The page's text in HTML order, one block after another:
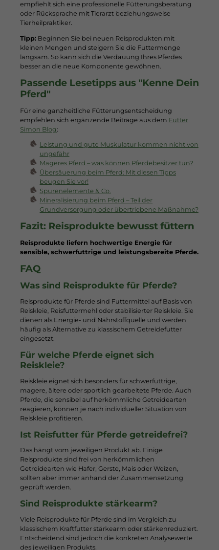
empfiehlt sich eine professionelle Fütterungsberatung
oder Rücksprache mit Tierarzt beziehungsweise
Tierheilpraktiker.
Tipp: Beginnen Sie bei neuen Reisprodukten mit
kleinen Mengen und steigern Sie die Futtermenge
langsam. So kann sich die Verdauung Ihres Pferdes
besser an die neue Komponente gewöhnen.
Passende Lesetipps aus "Kenne Dein
Pferd"
Für eine ganzheitliche Fütterungsentscheidung
empfehlen sich ergänzende Beiträge aus dem Futter
Simon Blog:
Leistung und gute Muskulatur kommen nicht von
ungefähr
Mageres Pferd – was können Pferdebesitzer tun?
Übersäuerung beim Pferd: Mit diesen Tipps
beugen Sie vor!
Spurenelemente & Co.
Mineralisierung beim Pferd – Teil der
Grundversorgung oder übertriebene Maßnahme?
Fazit: Reisprodukte bewusst füttern
Reisprodukte liefern hochwertige Energie für
sensible, schwerfuttrige und leistungsbereite Pferde.
FAQ
Was sind Reisprodukte für Pferde?
Reisprodukte für Pferde sind Futtermittel auf Basis von
Reiskleie, Reisfuttermehl oder stabilisierter Reiskleie. Sie
dienen als Energie- und Nährstoffquelle und werden
häufig als Alternative zu klassischem Getreidefutter
eingesetzt.
Für welche Pferde eignet sich
Reiskleie?
Reiskleie eignet sich besonders für schwerfuttrige,
magere, ältere oder sportlich gearbeitete Pferde. Auch
Pferde, die sensibel auf herkömmliche Getreidearten
reagieren, können je nach individueller Situation von
Reiskleie profitieren.
Ist Reisfutter für Pferde getreidefrei?
Das hängt vom jeweiligen Produkt ab. Einige
Reisprodukte sind frei von herkömmlichen
Getreidearten wie Hafer, Gerste, Mais oder Weizen,
sollten aber immer anhand der Zusammensetzung
geprüft werden.
Sind Reisprodukte stärkearm?
Viele Reisprodukte für Pferde sind im Vergleich zu
klassischem Kraftfutter stärkearm oder stärkenreduziert.
Entscheidend sind jedoch die konkreten Analysewerte
des jeweiligen Produkts.